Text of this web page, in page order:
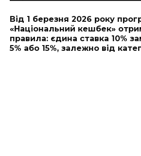
Від 1 березня 2026 року
«Національний кешбек»
правила: єдина ставка 10%
5% або 15%, залежно від